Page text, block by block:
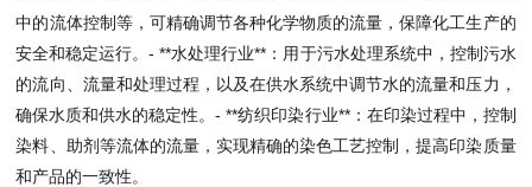
中的流体控制等，可精确调节各种化学物质的流量，保障化工生产的
安全和稳定运行。- **水处理行业**：用于污水处理系统中，控制污水
的流向、流量和处理过程，以及在供水系统中调节水的流量和压力，
确保水质和供水的稳定性。- **纺织印染行业**：在印染过程中，控制
染料、助剂等流体的流量，实现精确的染色工艺控制，提高印染质量
和产品的一致性。